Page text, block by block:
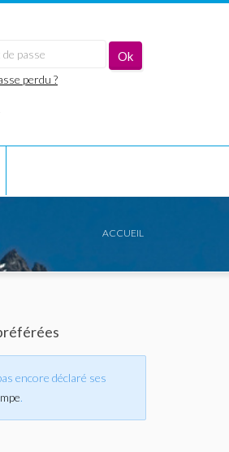
perdu ?
ACCUEIL
encore déclaré ses
.